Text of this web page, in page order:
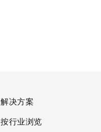
解决方案
按行业浏览